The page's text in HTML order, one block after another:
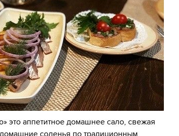
это аппетитное домашнее сало, свежая
соленья по традиционным